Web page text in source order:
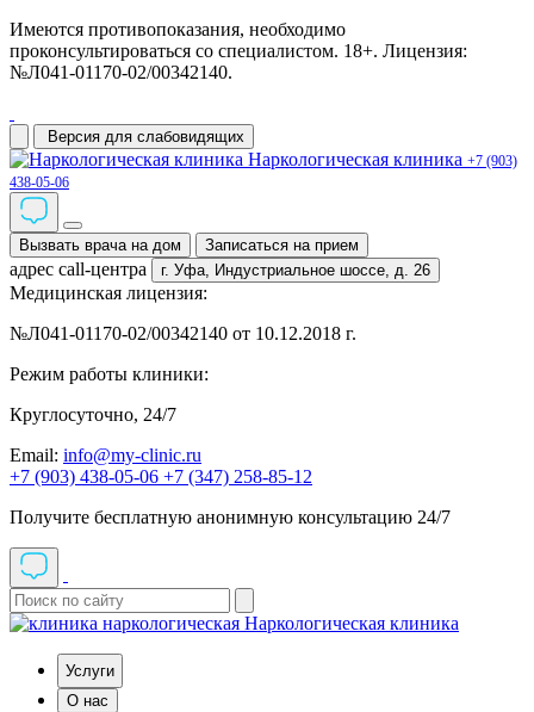
Имеются противопоказания, необходимо
проконсультироваться со специалистом. 18+. Лицензия:
№Л041-01170-02/00342140.
Версия для слабовидящих
Наркологическая клиника +7 (903)
438-05-06
Вызвать врача на дом Записаться на прием
адрес call-центра г. Уфа, Индустриальное шоссе, д. 26
Медицинская лицензия:
№Л041-01170-02/00342140 от 10.12.2018 г.
Режим работы клиники:
Круглосуточно, 24/7
Email: info@my-clinic.ru
+7 (903) 438-05-06 +7 (347) 258-85-12
Получите бесплатную анонимную консультацию 24/7
Наркологическая клиника
Услуги
О нас